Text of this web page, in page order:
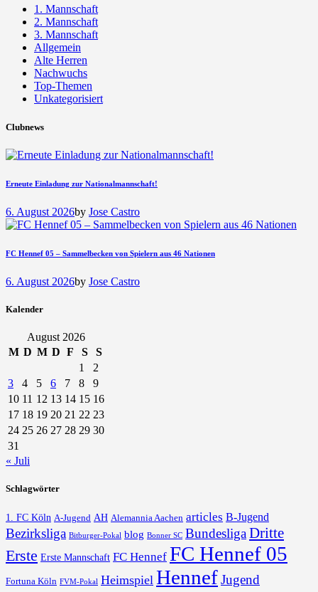
1. Mannschaft
2. Mannschaft
3. Mannschaft
Allgemein
Alte Herren
Nachwuchs
Top-Themen
Unkategorisiert
Clubnews
Erneute Einladung zur Nationalmannschaft!
6. August 2026by Jose Castro
FC Hennef 05 – Sammelbecken von Spielern aus 46 Nationen
6. August 2026by Jose Castro
Kalender
August 2026
M D M D F S
S
1
2
3
4 5 6 7 8
9
10 11 12 13 14 15 16
17 18 19 20 21 22 23
24 25 26 27 28 29 30
31
« Juli
Schlagwörter
1. FC Köln A-Jugend AH Alemannia Aachen articles B-Jugend
Bezirksliga Bitburger-Pokal blog Bonner SC BundesligaDritte
Erste Erste Mannschaft FC Hennef FC Hennef 05
Fortuna Köln FVM-Pokal Heimspiel HennefJugend